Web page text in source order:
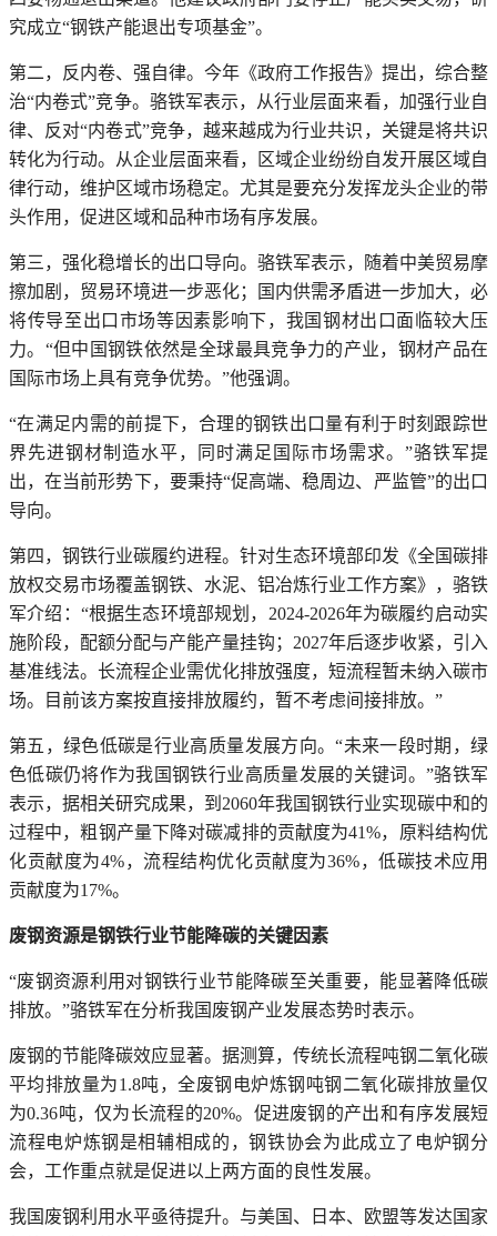
究成立“钢铁产能退出专项基金”。
第二，反内卷、强自律。今年《政府工作报告》提出，综合整
治“内卷式”竞争。骆铁军表示，从行业层面来看，加强行业自
律、反对“内卷式”竞争，越来越成为行业共识，关键是将共识
转化为行动。从企业层面来看，区域企业纷纷自发开展区域自
律行动，维护区域市场稳定。尤其是要充分发挥龙头企业的带
头作用，促进区域和品种市场有序发展。
第三，强化稳增长的出口导向。骆铁军表示，随着中美贸易摩
擦加剧，贸易环境进一步恶化；国内供需矛盾进一步加大，必
将传导至出口市场等因素影响下，我国钢材出口面临较大压
力。“但中国钢铁依然是全球最具竞争力的产业，钢材产品在
国际市场上具有竞争优势。”他强调。
“在满足内需的前提下，合理的钢铁出口量有利于时刻跟踪世
界先进钢材制造水平，同时满足国际市场需求。”骆铁军提
出，在当前形势下，要秉持“促高端、稳周边、严监管”的出口
导向。
第四，钢铁行业碳履约进程。针对生态环境部印发《全国碳排
放权交易市场覆盖钢铁、水泥、铝冶炼行业工作方案》，骆铁
军介绍：“根据生态环境部规划，2024-2026年为碳履约启动实
施阶段，配额分配与产能产量挂钩；2027年后逐步收紧，引入
基准线法。长流程企业需优化排放强度，短流程暂未纳入碳市
场。目前该方案按直接排放履约，暂不考虑间接排放。”
第五，绿色低碳是行业高质量发展方向。“未来一段时期，绿
色低碳仍将作为我国钢铁行业高质量发展的关键词。”骆铁军
表示，据相关研究成果，到2060年我国钢铁行业实现碳中和的
过程中，粗钢产量下降对碳减排的贡献度为41%，原料结构优
化贡献度为4%，流程结构优化贡献度为36%，低碳技术应用
贡献度为17%。
废钢资源是钢铁行业节能降碳的关键因素
“废钢资源利用对钢铁行业节能降碳至关重要，能显著降低碳
排放。”骆铁军在分析我国废钢产业发展态势时表示。
废钢的节能降碳效应显著。据测算，传统长流程吨钢二氧化碳
平均排放量为1.8吨，全废钢电炉炼钢吨钢二氧化碳排放量仅
为0.36吨，仅为长流程的20%。促进废钢的产出和有序发展短
流程电炉炼钢是相辅相成的，钢铁协会为此成立了电炉钢分
会，工作重点就是促进以上两方面的良性发展。
我国废钢利用水平亟待提升。与美国、日本、欧盟等发达国家